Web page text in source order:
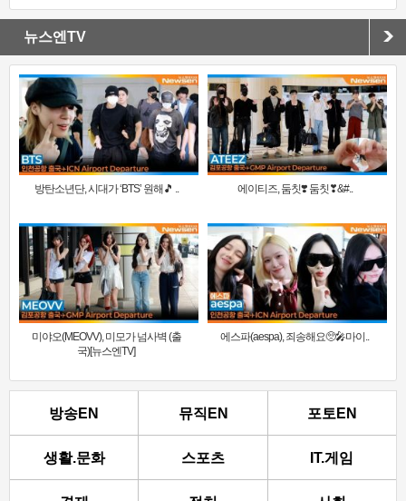
뉴스엔TV
방탄소년단, 시대가 ‘BTS’ 원해🎵 .. 에이티즈, 둠칫❣️ 둠칫❣&#..
미야오(MEOVV), 미모가 넘사벽 (출
국)[뉴스엔TV]
에스파(aespa), 죄송해요🥺🎤마이..
방송EN 뮤직EN 포토EN
생활.문화 스포츠 IT.게임